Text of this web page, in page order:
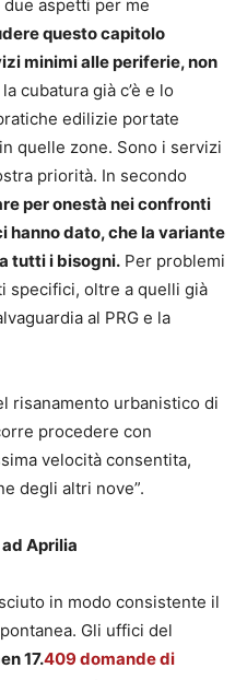
aspetti per me
questo capitolo
minimi alle periferie, non
la cubatura già c’è e lo
edilizie portate
quelle zone. Sono i servizi
priorità. In secondo
per onestà nei confronti
hanno dato, che la variante
tutti i bisogni. Per problemi
specifici, oltre a quelli già
al PRG e la
risanamento urbanistico di
procedere con
velocità consentita,
degli altri nove”.
Aprilia
in modo consistente il
Gli uffici del
17.409 domande di